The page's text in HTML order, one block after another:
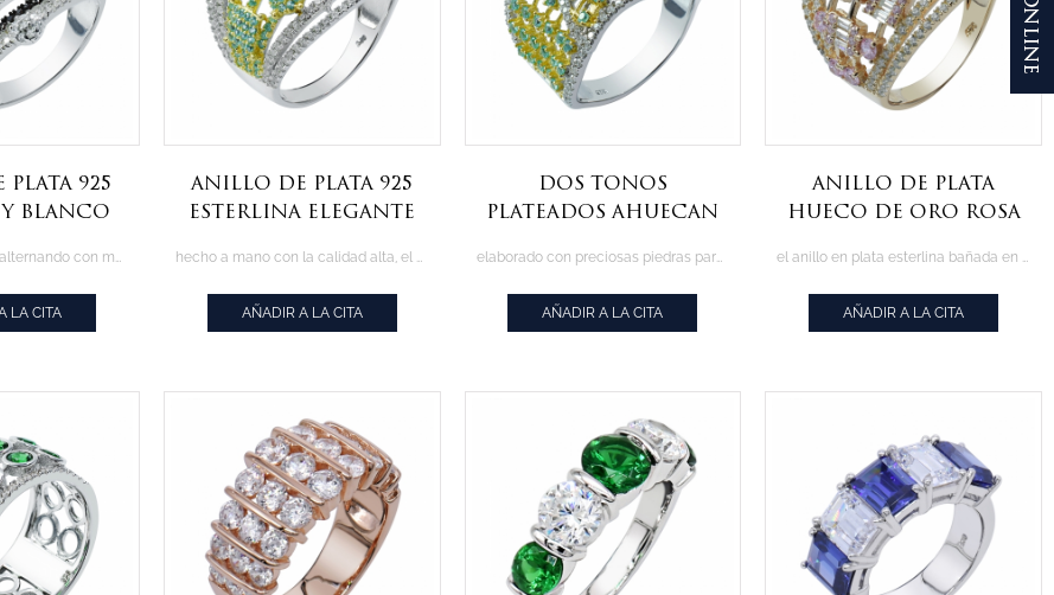
925
blanco
Anillo de plata 925 alternando con moca cz y blanco
LA CITA
Anillo de plata 925
esterlina elegante
hecho a mano con la calidad alta, el anillo con parpadeante paraiba
AÑADIR A LA CITA
dos tonos
plateados ahuecan
con preciosa
paraiba
elaborado con preciosas piedras paraiba, el anillo refinado en rodio & amp; oro platino
AÑADIR A LA CITA
anillo de plata
hueco de oro rosa
el anillo en plata esterlina bañada en oro rosa
AÑADIR A LA CITA